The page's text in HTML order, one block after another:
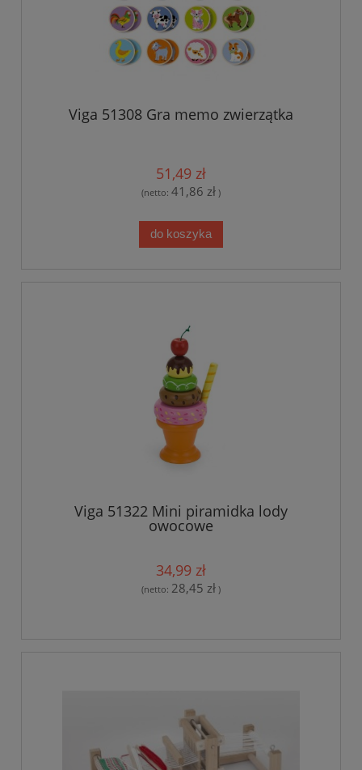
Viga 51308 Gra memo zwierzątka
51,49 zł
(netto: 41,86 zł )
do koszyka
Viga 51322 Mini piramidka lody
owocowe
34,99 zł
(netto: 28,45 zł )